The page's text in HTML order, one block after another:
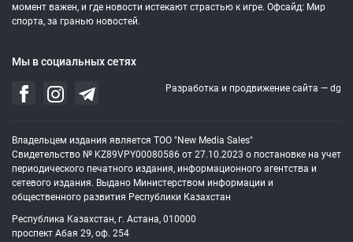
момент важен, и где новости истекают страстью к игре. Офсайд: Мир
спорта, за гранью новостей.
Мы в социальных сетях
Разработка и продвижение сайта — dg
Владельцем издания является ТОО "New Media Sales"
Свидетельство № KZ89VPY00080586 от 27.10.2023 о постановке на учет
периодического печатного издания, информационного агентства и
сетевого издания. Выдано Министерством информации и
общественного развития Республики Казахстан
Республика Казахстан, г. Астана, 010000
проспект Абая 29, оф. 254